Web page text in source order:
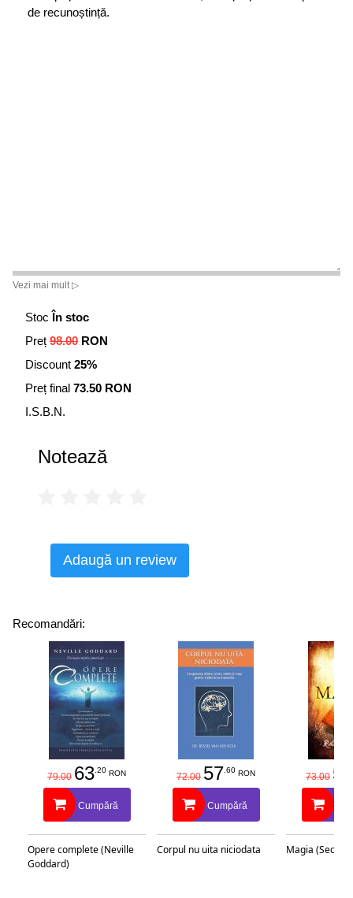
de recunoștință.
Vezi mai mult ▷
Stoc În stoc
Preț 98.00 RON
Discount 25%
Preț final 73.50 RON
I.S.B.N.
Notează
Adaugă un review
Recomandări:
79.00 63.20 RON
Cumpără
Opere complete (Neville
Goddard)
72.00 57.60 RON
Cumpără
Corpul nu uita niciodata
73.00 58
Magia